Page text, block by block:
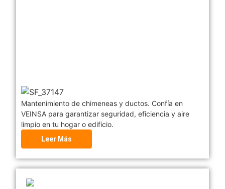
Mantenimiento de chimeneas y ductos. Confía en
VEINSA para garantizar seguridad, eficiencia y aire
limpio en tu hogar o edificio.
Leer Más